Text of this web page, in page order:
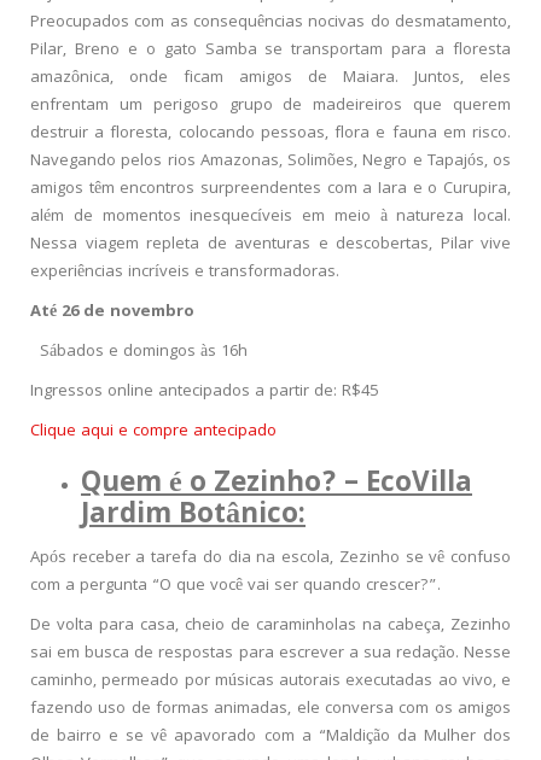
Preocupados com as consequências nocivas do desmatamento,
Pilar, Breno e o gato Samba se transportam para a floresta
amazônica, onde ficam amigos de Maiara. Juntos, eles
enfrentam um perigoso grupo de madeireiros que querem
destruir a floresta, colocando pessoas, flora e fauna em risco.
Navegando pelos rios Amazonas, Solimões, Negro e Tapajós, os
amigos têm encontros surpreendentes com a Iara e o Curupira,
além de momentos inesquecíveis em meio à natureza local.
Nessa viagem repleta de aventuras e descobertas, Pilar vive
experiências incríveis e transformadoras.
Até 26 de novembro
Sábados e domingos às 16h
Ingressos online antecipados a partir de: R$45
Clique aqui e compre antecipado
Quem é o Zezinho? – EcoVilla
Jardim Botânico:
Após receber a tarefa do dia na escola, Zezinho se vê confuso
com a pergunta “O que você vai ser quando crescer?”.
De volta para casa, cheio de caraminholas na cabeça, Zezinho
sai em busca de respostas para escrever a sua redação. Nesse
caminho, permeado por músicas autorais executadas ao vivo, e
fazendo uso de formas animadas, ele conversa com os amigos
de bairro e se vê apavorado com a “Maldição da Mulher dos